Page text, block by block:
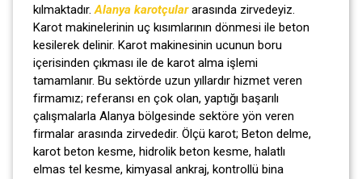
kılmaktadır.Alanya karotçulararasında zirvedeyiz.
Karot makinelerinin uç kısımlarının dönmesi ile beton
kesilerek delinir. Karot makinesinin ucunun boru
içerisinden çıkması ile de karot alma işlemi
tamamlanır. Bu sektörde uzun yıllardır hizmet veren
firmamız; referansı en çok olan, yaptığı başarılı
çalışmalarla Alanya bölgesinde sektöre yön veren
firmalar arasında zirvededir. Ölçü karot; Beton delme,
karot beton kesme, hidrolik beton kesme, halatlı
elmas tel kesme, kimyasal ankraj, kontrollü bina